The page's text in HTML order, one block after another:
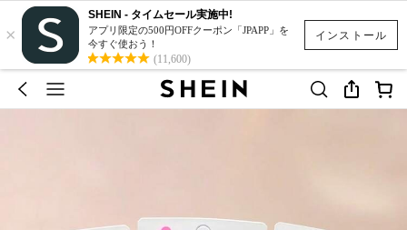
インストール
×
SHEIN - タイムセール実施中!
アプリ限定の500円OFFクーポン「JPAPP」を
今すぐ使おう！
(11,600)